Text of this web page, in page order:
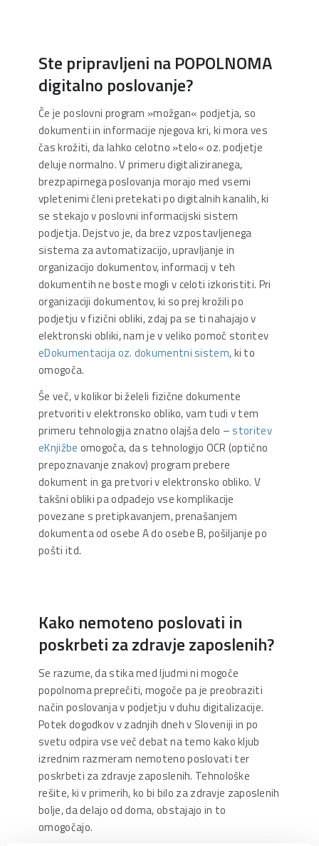
Ste pripravljeni na POPOLNOMA
digitalno poslovanje?
Če je poslovni program »možgan« podjetja, so
dokumenti in informacije njegova kri, ki mora ves
čas krožiti, da lahko celotno »telo« oz. podjetje
deluje normalno. V primeru digitaliziranega,
brezpapirnega poslovanja morajo med vsemi
vpletenimi členi pretekati po digitalnih kanalih, ki
se stekajo v poslovni informacijski sistem
podjetja. Dejstvo je, da brez vzpostavljenega
sistema za avtomatizacijo, upravljanje in
organizacijo dokumentov, informacij v teh
dokumentih ne boste mogli v celoti izkoristiti. Pri
organizaciji dokumentov, ki so prej krožili po
podjetju v fizični obliki, zdaj pa se ti nahajajo v
elektronski obliki, nam je v veliko pomoč storitev
eDokumentacija oz. dokumentni sistem, ki to
omogoča.
Še več, v kolikor bi želeli fizične dokumente
pretvoriti v elektronsko obliko, vam tudi v tem
primeru tehnologija znatno olajša delo – storitev
eKnjižbe omogoča, da s tehnologijo OCR (optično
prepoznavanje znakov) program prebere
dokument in ga pretvori v elektronsko obliko. V
takšni obliki pa odpadejo vse komplikacije
povezane s pretipkavanjem, prenašanjem
dokumenta od osebe A do osebe B, pošiljanje po
pošti itd.
Kako nemoteno poslovati in
poskrbeti za zdravje zaposlenih?
Se razume, da stika med ljudmi ni mogoče
popolnoma preprečiti, mogoče pa je preobraziti
način poslovanja v podjetju v duhu digitalizacije.
Potek dogodkov v zadnjih dneh v Sloveniji in po
svetu odpira vse več debat na temo kako kljub
izrednim razmeram nemoteno poslovati ter
poskrbeti za zdravje zaposlenih. Tehnološke
rešite, ki v primerih, ko bi bilo za zdravje zaposlenih
bolje, da delajo od doma, obstajajo in to
omogočajo.